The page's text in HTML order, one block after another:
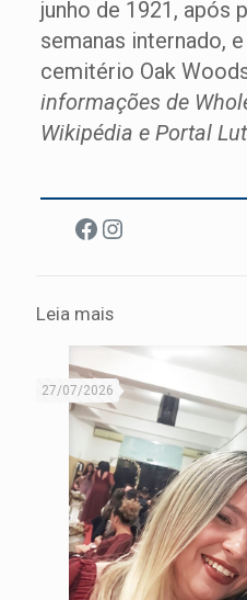
junho de 1921, após
semanas internado,
cemitério Oak
informações de
Wikipédia e Portal
Facebook
Instagram
Leia mais
27/07/2026